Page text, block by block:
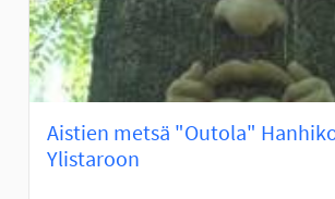
Aistien metsä "Outola"
Ylistaroon